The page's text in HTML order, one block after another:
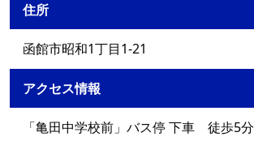
住所
函館市昭和1丁目1-21
アクセス情報
「亀田中学校前」バス停 下車 徒歩5分